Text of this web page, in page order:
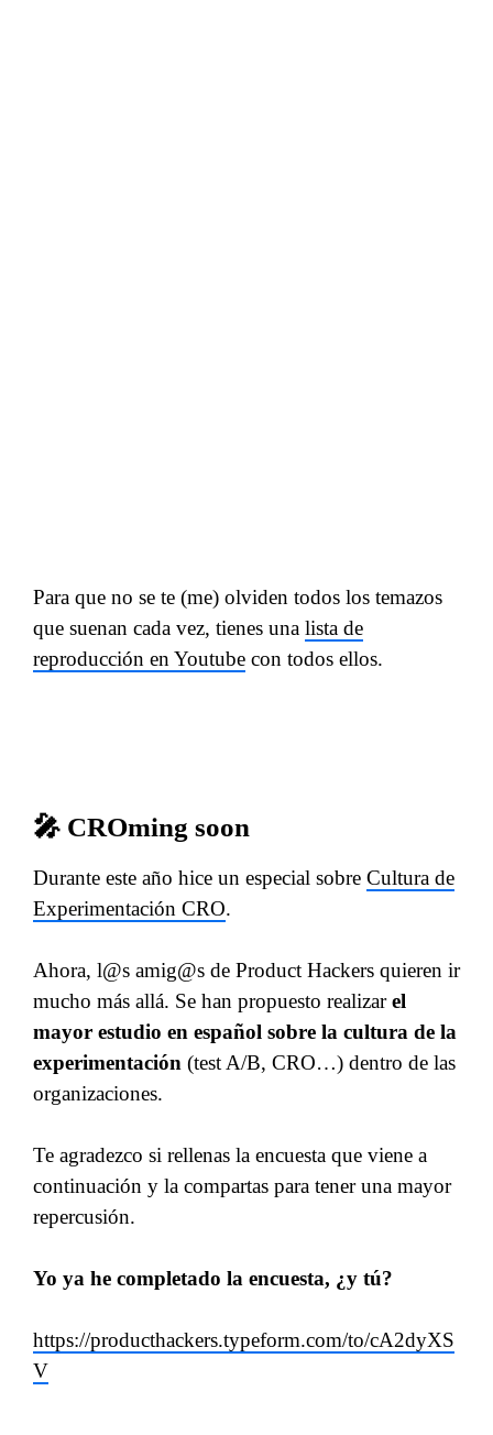
Para que no se te (me) olviden todos los temazos
que suenan cada vez, tienes una lista de
reproducción en Youtube con todos ellos.
🎤 CROming soon
Durante este año hice un especial sobre Cultura de
Experimentación CRO.
Ahora, l@s amig@s de Product Hackers quieren ir
mucho más allá. Se han propuesto realizarel
mayor estudio en español sobre la cultura de la
experimentación (test A/B, CRO…) dentro de las
organizaciones.
Te agradezco si rellenas la encuesta que viene a
continuación y la compartas para tener una mayor
repercusión.
Yo ya he completado la encuesta, ¿y tú?
https://producthackers.typeform.com/to/cA2dyXS
V